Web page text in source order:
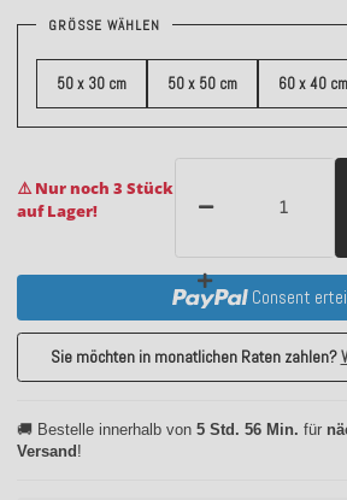
GRÖSSE WÄHLEN
50 x 30 cm 50 x 50 cm 60 x 40 cm
⚠️ Nur noch 3 Stück
auf Lager!
Consent
Sie möchten in monatlichen Raten zahlen?
🚚 Bestelle innerhalb von 5 Std. 56 Min. für
Versand !